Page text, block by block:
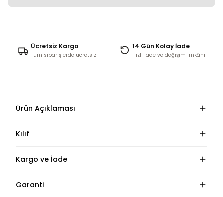
Ücretsiz Kargo
Tüm siparişlerde ücretsiz
14 Gün Kolay İade
Hızlı iade ve değişim imkânı
Ürün Açıklaması
Kılıf
Kargo ve İade
Garanti